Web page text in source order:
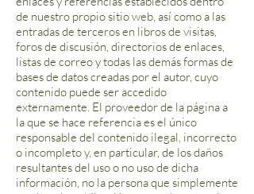
de nuestro propio sitio web, así como a las
entradas de terceros en libros de visitas,
foros de discusión, directorios de enlaces,
listas de correo y todas las demás formas de
bases de datos creadas por el autor, cuyo
contenido puede ser accedido
externamente. El proveedor de la página a
la que se hace referencia es el único
responsable del contenido ilegal, incorrecto
o incompleto y, en particular, de los daños
resultantes del uso o no uso de dicha
información, no la persona que simplemente